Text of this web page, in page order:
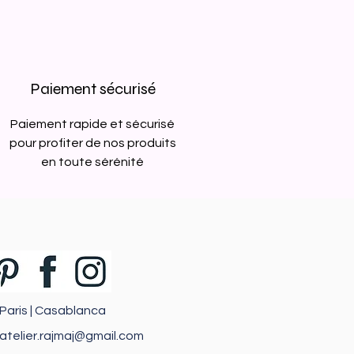
Paiement sécurisé
Paiement rapide et sécurisé
pour profiter de nos produits
en toute sérénité
Paris | Casablanca
atelier.rajmaj@gmail.com